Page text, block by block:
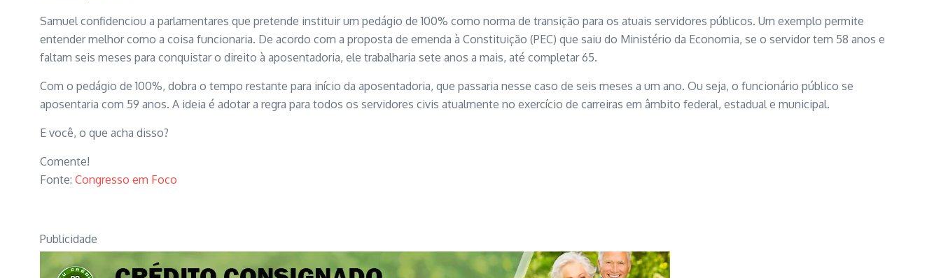
Samuel confidenciou a parlamentares que pretende instituir um pedágio de 100% como norma de transição para os atuais servidores públicos. Um exemplo permite
entender melhor como a coisa funcionaria. De acordo com a proposta de emenda à Constituição (PEC) que saiu do Ministério da Economia, se o servidor tem 58 anos e
faltam seis meses para conquistar o direito à aposentadoria, ele trabalharia sete anos a mais, até completar 65.
Com o pedágio de 100%, dobra o tempo restante para início da aposentadoria, que passaria nesse caso de seis meses a um ano. Ou seja, o funcionário público se
aposentaria com 59 anos. A ideia é adotar a regra para todos os servidores civis atualmente no exercício de carreiras em âmbito federal, estadual e municipal.
E você, o que acha disso?
Comente!
Fonte: Congresso em Foco
Publicidade